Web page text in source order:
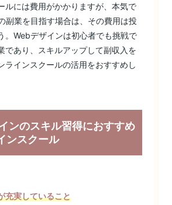
ルには費用がかかりますが、本気で
副業を目指す場合は、その費用は投
。Webデザインは初心者でも挑戦で
であり、スキルアップして副収入を
ラインスクールの活用をおすすめし
ンのスキル習得におすすめ
ンスクール
充実していること